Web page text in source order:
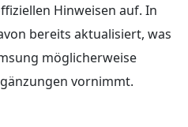
Hinweisen auf. In
bereits aktualisiert, was
möglicherweise
vornimmt.